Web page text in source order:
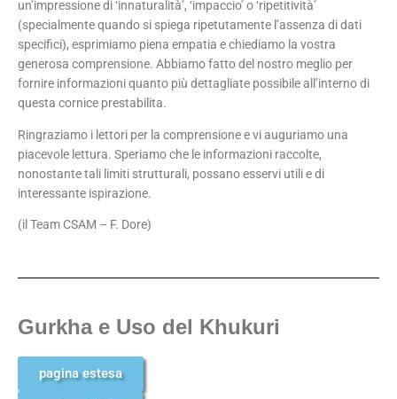
un’impressione di ‘innaturalità’, ‘impaccio’ o ‘ripetitività’
(specialmente quando si spiega ripetutamente l’assenza di dati
specifici), esprimiamo piena empatia e chiediamo la vostra
generosa comprensione. Abbiamo fatto del nostro meglio per
fornire informazioni quanto più dettagliate possibile all’interno di
questa cornice prestabilita.
Ringraziamo i lettori per la comprensione e vi auguriamo una
piacevole lettura. Speriamo che le informazioni raccolte,
nonostante tali limiti strutturali, possano esservi utili e di
interessante ispirazione.
(il Team CSAM – F. Dore)
Gurkha e Uso del Khukuri
pagina estesa